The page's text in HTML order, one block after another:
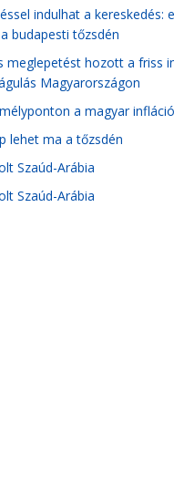
indulhat a kereskedés:
budapesti tőzsdén
meglepetést hozott a friss
Magyarországon
a magyar infláció
lehet ma a tőzsdén
Szaúd-Arábia
Szaúd-Arábia